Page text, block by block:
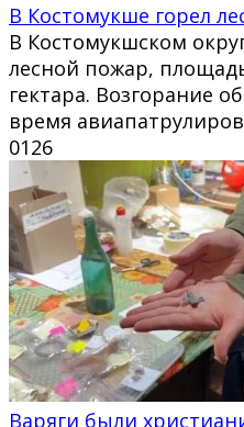
В Костомукше горел
В Костомукшском
лесной пожар,
гектара. Возгорание
время
0126
Варяги были